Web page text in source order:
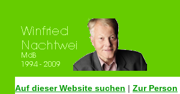
Auf dieser Website suchen | Zur Person